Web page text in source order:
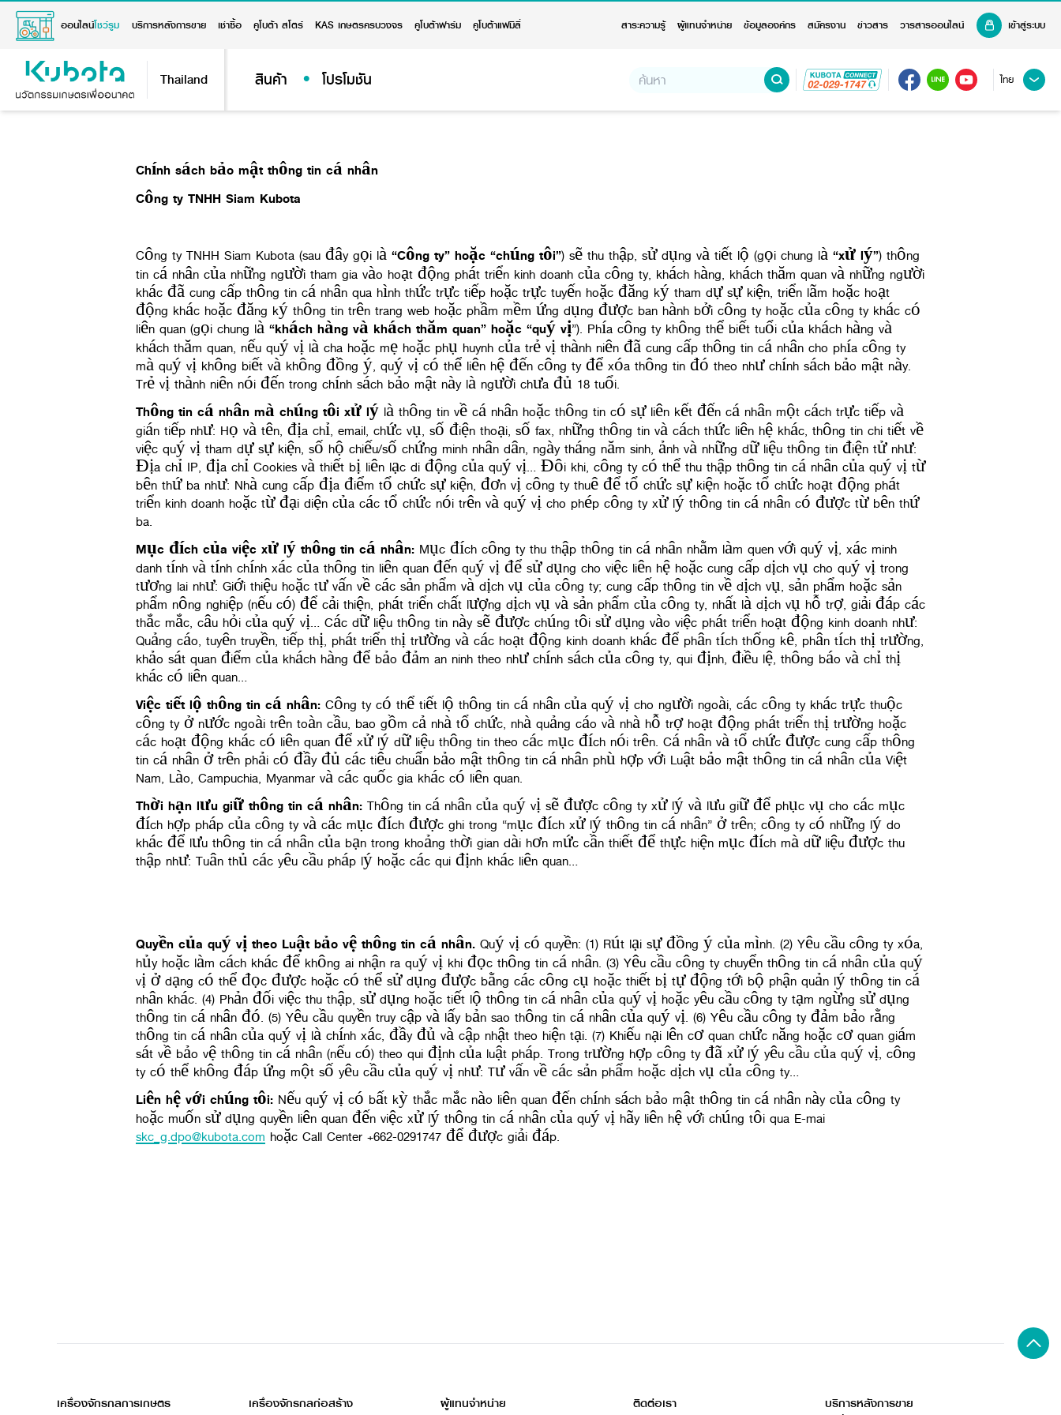
ออนไลน์โชว์รูม บริการหลังการขาย เช่าซื้อ คูโบต้า สโตร์ KAS เกษตรครบวงจร คูโบต้าฟาร์ม คูโบต้าแฟมิลี่ สาระความรู้ ผู้แทนจำหน่าย ข้อมูลองค์กร สมัครงาน ข่าวสาร วารสารออนไลน์ เข้าสู่ระบบ
Thailand สินค้า โปรโมชัน ไทย
Chính sách bảo mật thông tin cá nhân
Công ty TNHH Siam Kubota
Công ty TNHH Siam Kubota (sau đây gọi là “Công ty” hoặc “chúng tôi”) sẽ thu thập, sử dụng và tiết lộ (gọi chung là “xử lý”) thông
tin cá nhân của những người tham gia vào hoạt động phát triển kinh doanh của công ty, khách hàng, khách thăm quan và những người
khác đã cung cấp thông tin cá nhân qua hình thức trực tiếp hoặc trực tuyến hoặc đăng ký tham dự sự kiện, triển lãm hoặc hoạt
động khác hoặc đăng ký thông tin trên trang web hoặc phầm mềm ứng dụng được ban hành bởi công ty hoặc của công ty khác có
liên quan (gọi chung là “khách hàng và khách thăm quan” hoặc “quý vị”). Phía công ty không thể biết tuổi của khách hàng và
khách thăm quan, nếu quý vị là cha hoặc mẹ hoặc phụ huynh của trẻ vị thành niên đã cung cấp thông tin cá nhân cho phía công ty
mà quý vị không biết và không đồng ý, quý vị có thể liên hệ đến công ty để xóa thông tin đó theo như chính sách bảo mật này.
Trẻ vị thành niên nói đến trong chính sách bảo mật này là người chưa đủ 18 tuổi.
Thông tin cá nhân mà chúng tôi xử lý là thông tin về cá nhân hoặc thông tin có sự liên kết đến cá nhân một cách trực tiếp và
gián tiếp như: Họ và tên, địa chỉ, email, chức vụ, số điện thoại, số fax, những thông tin và cách thức liên hệ khác, thông tin chi tiết về
việc quý vị tham dự sự kiện, số hộ chiếu/số chứng minh nhân dân, ngày tháng năm sinh, ảnh và những dữ liệu thông tin điện tử như:
Địa chỉ IP, địa chỉ Cookies và thiết bị liên lạc di động của quý vị… Đôi khi, công ty có thể thu thập thông tin cá nhân của quý vị từ
bên thứ ba như: Nhà cung cấp địa điểm tổ chức sự kiện, đơn vị công ty thuê để tổ chức sự kiện hoặc tổ chức hoạt động phát
triển kinh doanh hoặc từ đại diện của các tổ chức nói trên và quý vị cho phép công ty xử lý thông tin cá nhân có được từ bên thứ
ba.
Mục đích của việc xử lý thông tin cá nhân: Mục đích công ty thu thập thông tin cá nhân nhằm làm quen với quý vị, xác minh
danh tính và tính chính xác của thông tin liên quan đến quý vị để sử dụng cho việc liên hệ hoặc cung cấp dịch vụ cho quý vị trong
tương lai như: Giới thiệu hoặc tư vấn về các sản phẩm và dịch vụ của công ty; cung cấp thông tin về dịch vụ, sản phẩm hoặc sản
phẩm nông nghiệp (nếu có) để cải thiện, phát triển chất lượng dịch vụ và sản phẩm của công ty, nhất là dịch vụ hỗ trợ, giải đáp các
thắc mắc, câu hỏi của quý vị… Các dữ liệu thông tin này sẽ được chúng tôi sử dụng vào việc phát triển hoạt động kinh doanh như:
Quảng cáo, tuyên truyền, tiếp thị, phát triển thị trường và các hoạt động kinh doanh khác để phân tích thống kê, phân tích thị trường,
khảo sát quan điểm của khách hàng để bảo đảm an ninh theo như chính sách của công ty, qui định, điều lệ, thông báo và chỉ thị
khác có liên quan…
Việc tiết lộ thông tin cá nhân: Công ty có thể tiết lộ thông tin cá nhân của quý vị cho người ngoài, các công ty khác trực thuộc
công ty ở nước ngoài trên toàn cầu, bao gồm cả nhà tổ chức, nhà quảng cáo và nhà hỗ trợ hoạt động phát triển thị trường hoặc
các hoạt động khác có liên quan để xử lý dữ liệu thông tin theo các mục đích nói trên. Cá nhân và tổ chức được cung cấp thông
tin cá nhân ở trên phải có đầy đủ các tiêu chuẩn bảo mật thông tin cá nhân phù hợp với Luật bảo mật thông tin cá nhân của Việt
Nam, Lào, Campuchia, Myanmar và các quốc gia khác có liên quan.
Thời hạn lưu giữ thông tin cá nhân: Thông tin cá nhân của quý vị sẽ được công ty xử lý và lưu giữ để phục vụ cho các mục
đích hợp pháp của công ty và các mục đích được ghi trong “mục đích xử lý thông tin cá nhân” ở trên; công ty có những lý do
khác để lưu thông tin cá nhân của bạn trong khoảng thời gian dài hơn mức cần thiết để thực hiện mục đích mà dữ liệu được thu
thập như: Tuân thủ các yêu cầu pháp lý hoặc các qui định khác liên quan…
Quyền của quý vị theo Luật bảo vệ thông tin cá nhân. Quý vị có quyền: (1) Rút lại sự đồng ý của mình. (2) Yêu cầu công ty xóa,
hủy hoặc làm cách khác để không ai nhận ra quý vị khi đọc thông tin cá nhân. (3) Yêu cầu công ty chuyển thông tin cá nhân của quý
vị ở dạng có thể đọc được hoặc có thể sử dụng được bằng các công cụ hoặc thiết bị tự động tới bộ phận quản lý thông tin cá
nhân khác. (4) Phản đối việc thu thập, sử dụng hoặc tiết lộ thông tin cá nhân của quý vị hoặc yêu cầu công ty tạm ngừng sử dụng
thông tin cá nhân đó. (5) Yêu cầu quyền truy cập và lấy bản sao thông tin cá nhân của quý vị. (6) Yêu cầu công ty đảm bảo rằng
thông tin cá nhân của quý vị là chính xác, đầy đủ và cập nhật theo hiện tại. (7) Khiếu nại lên cơ quan chức năng hoặc cơ quan giám
sát về bảo vệ thông tin cá nhân (nếu có) theo qui định của luật pháp. Trong trường hợp công ty đã xử lý yêu cầu của quý vị, công
ty có thể không đáp ứng một số yêu cầu của quý vị như: Tư vấn về các sản phẩm hoặc dịch vụ của công ty…
Liên hệ với chúng tôi: Nếu quý vị có bất kỳ thắc mắc nào liên quan đến chính sách bảo mật thông tin cá nhân này của công ty
hoặc muốn sử dụng quyền liên quan đến việc xử lý thông tin cá nhân của quý vị hãy liên hệ với chúng tôi qua E-mai
skc_g.dpo@kubota.com hoặc Call Center +662-0291747 để được giải đáp.
เครื่องจักรกลการเกษตร
เครื่องจักรกลก่อสร้าง
ผู้แทนจำหน่าย
ติดต่อเรา
บริการหลังการขาย